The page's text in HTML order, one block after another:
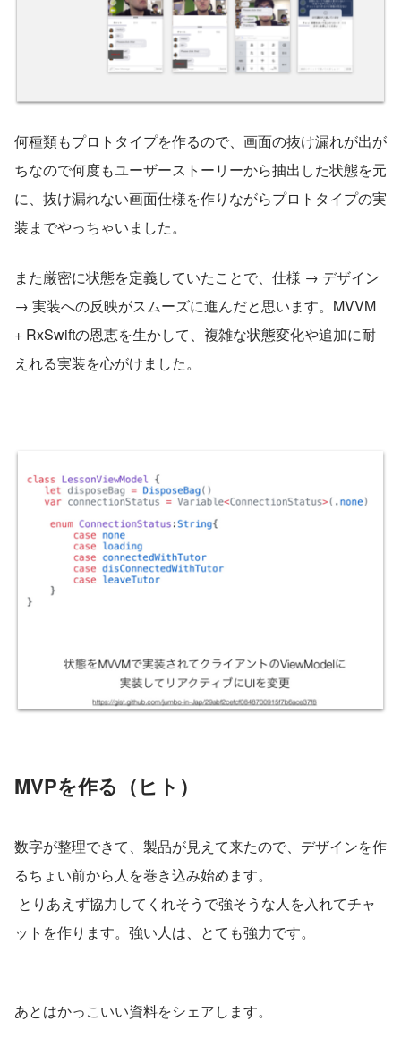
何種類もプロトタイプを作るので、画面の抜け漏れが出が
ちなので何度もユーザーストーリーから抽出した状態を元
に、抜け漏れない画面仕様を作りながらプロトタイプの実
装までやっちゃいました。
また厳密に状態を定義していたことで、仕様 → デザイン
→ 実装への反映がスムーズに進んだと思います。MVVM
+ RxSwiftの恩恵を生かして、複雑な状態変化や追加に耐
えれる実装を心がけました。
MVPを作る（ヒト）
数字が整理できて、製品が見えて来たので、デザインを作
るちょい前から人を巻き込み始めます。
ットを作ります。強い人は、とても強力です。
あとはかっこいい資料をシェアします。